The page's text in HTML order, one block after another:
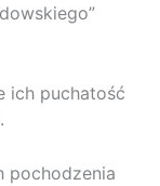
ich puchatość
pochodzenia